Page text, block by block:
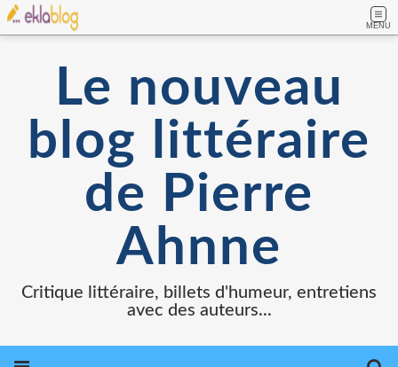
MENU
Le nouveau
blog littéraire
de Pierre
Ahnne
Critique littéraire, billets d'humeur, entretiens
avec des auteurs...